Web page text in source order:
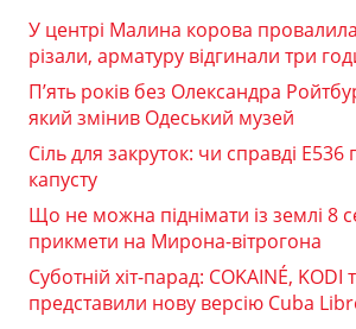
У центрі Малина корова
різали, арматуру відгинали три
П’ять років без Олександра
який змінив Одеський музей
Сіль для закруток: чи справді Е536
капусту
Що не можна піднімати із землі 8
прикмети на Мирона-вітрогона
Суботній хіт-парад: COKAINÉ, KODI
представили нову версію Cuba